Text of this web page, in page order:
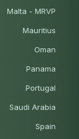
Malta - MRVP
Mauritius
Oman
Panama
Portugal
Saudi Arabia
Spain